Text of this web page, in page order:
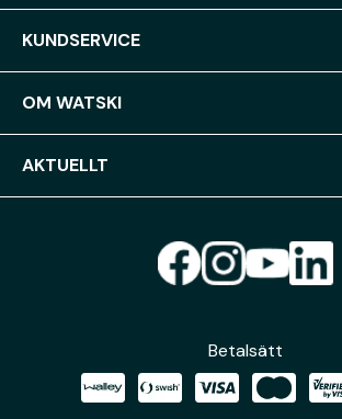
KUNDSERVICE
OM WATSKI
AKTUELLT
Betalsätt